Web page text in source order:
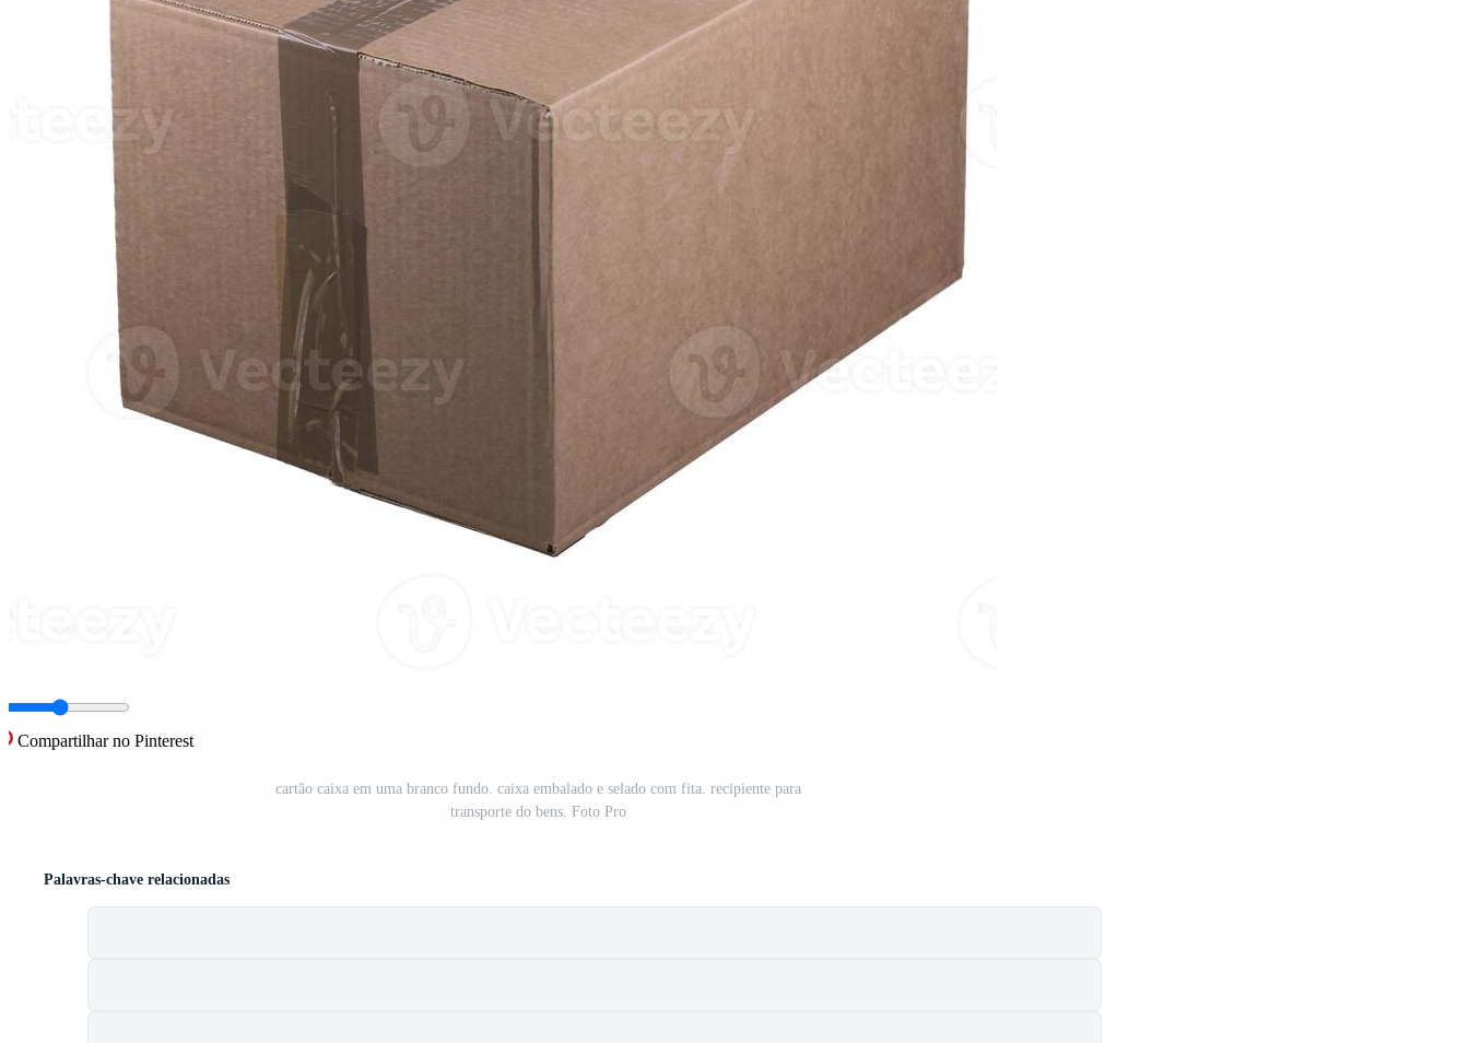
Compartilhar no Pinterest
cartão caixa em uma branco fundo. caixa embalado e selado com fita. recipiente para
transporte do bens. Foto Pro
Palavras-chave relacionadas